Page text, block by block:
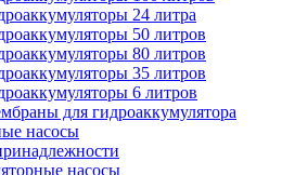
24 литра
50 литров
80 литров
35 литров
6 литров
для гидроаккумулятора
насосы
насосы